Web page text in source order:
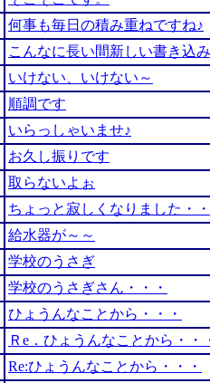
何事も毎日の積み重ねですね♪
こんなに長い間新しい書き込
いけない、いけない～
順調です
いらっしゃいませ♪
お久し振りです
取らないよぉ
ちょっと寂しくなりました・・
給水器が～～
学校のうさぎ
学校のうさぎさん・・・
ひょうんなことから・・・
Ｒe．ひょうんなことから・・
Re:ひょうんなことから・・・